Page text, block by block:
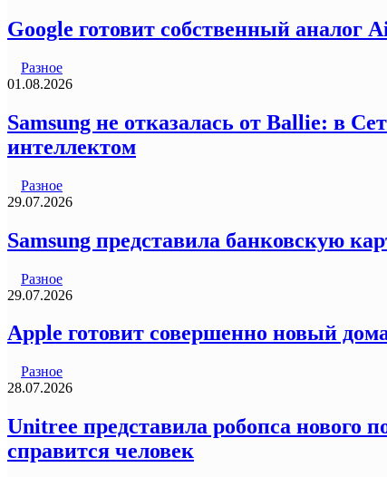
Google готовит собственный аналог
Разное
01.08.2026
Samsung не отказалась от Ballie: в
интеллектом
Разное
29.07.2026
Samsung представила банковскую
Разное
29.07.2026
Apple готовит совершенно новый
Разное
28.07.2026
Unitree представила робопса нового
справится человек